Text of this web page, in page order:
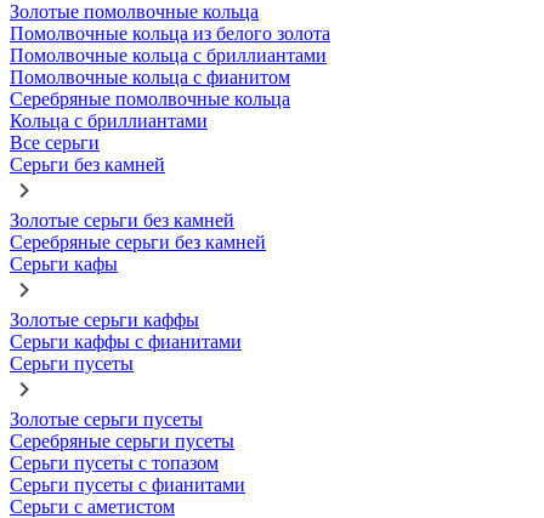
Золотые помолвочные кольца
Помолвочные кольца из белого золота
Помолвочные кольца с бриллиантами
Помолвочные кольца с фианитом
Серебряные помолвочные кольца
Кольца с бриллиантами
Все серьги
Серьги без камней
Золотые серьги без камней
Серебряные серьги без камней
Серьги кафы
Золотые серьги каффы
Серьги каффы с фианитами
Серьги пусеты
Золотые серьги пусеты
Серебряные серьги пусеты
Серьги пусеты с топазом
Серьги пусеты с фианитами
Серьги с аметистом